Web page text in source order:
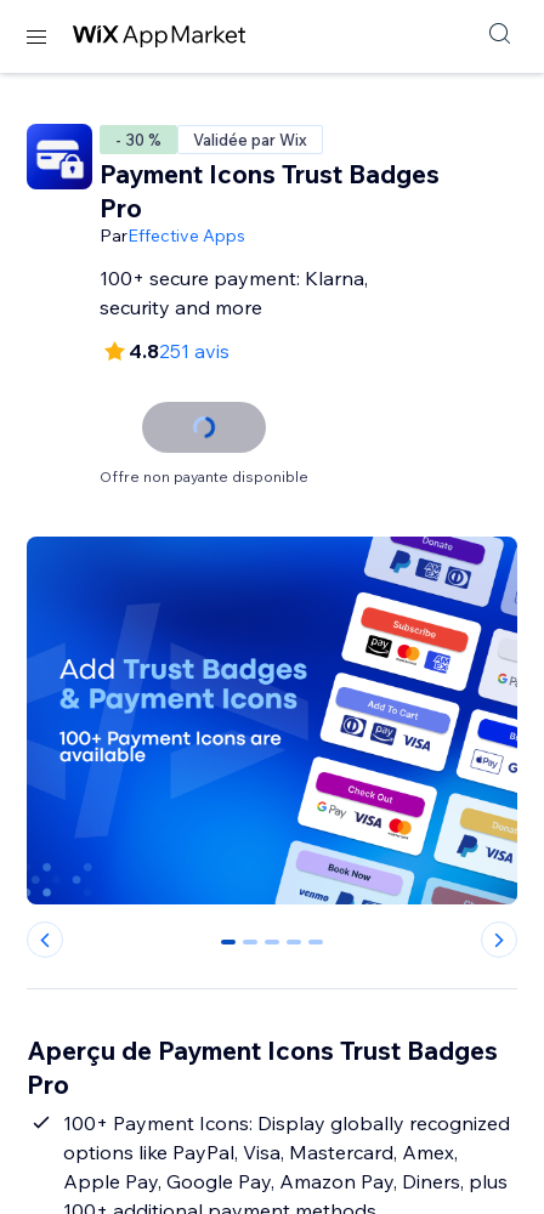
- 30 % Validée par Wix
Payment Icons Trust Badges
Pro
ParEffective Apps
100+ secure payment: Klarna,
security and more
4.8251 avis
Offre non payante disponible
0 1 2 3 4
Aperçu de Payment Icons Trust Badges
Pro
100+ Payment Icons: Display globally recognized
options like PayPal, Visa, Mastercard, Amex,
Apple Pay, Google Pay, Amazon Pay, Diners, plus